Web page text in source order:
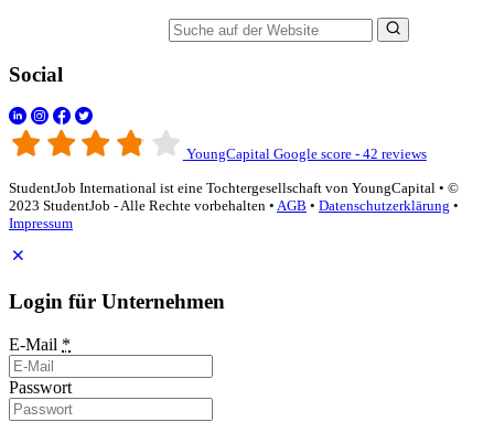
Social
YoungCapital Google score - 42 reviews
StudentJob International ist eine Tochtergesellschaft von YoungCapital • ©
2023 StudentJob - Alle Rechte vorbehalten • AGB • Datenschutzerklärung •
Impressum
Login für Unternehmen
E-Mail *
Passwort